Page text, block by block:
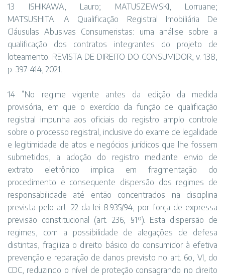
13 ISHIKAWA, Lauro; MATUSZEWSKI, Lorruane;
MATSUSHITA. A Qualificação Registral Imobiliária De
Cláusulas Abusivas Consumeristas: uma análise sobre a
qualificação dos contratos integrantes do projeto de
loteamento. REVISTA DE DIREITO DO CONSUMIDOR, v. 138,
p. 397-414, 2021.
14 “No regime vigente antes da edição da medida
provisória, em que o exercício da função de qualificação
registral impunha aos oficiais do registro amplo controle
sobre o processo registral, inclusive do exame de legalidade
e legitimidade de atos e negócios jurídicos que lhe fossem
submetidos, a adoção do registro mediante envio de
extrato eletrônico implica em fragmentação do
procedimento e consequente dispersão dos regimes de
responsabilidade até então concentrados na disciplina
prevista pelo art. 22 da lei 8.935/94, por força de expressa
previsão constitucional (art. 236, §1º). Esta dispersão de
regimes, com a possibilidade de alegações de defesa
distintas, fragiliza o direito básico do consumidor à efetiva
prevenção e reparação de danos previsto no art. 6o, VI, do
CDC, reduzindo o nível de proteção consagrando no direito